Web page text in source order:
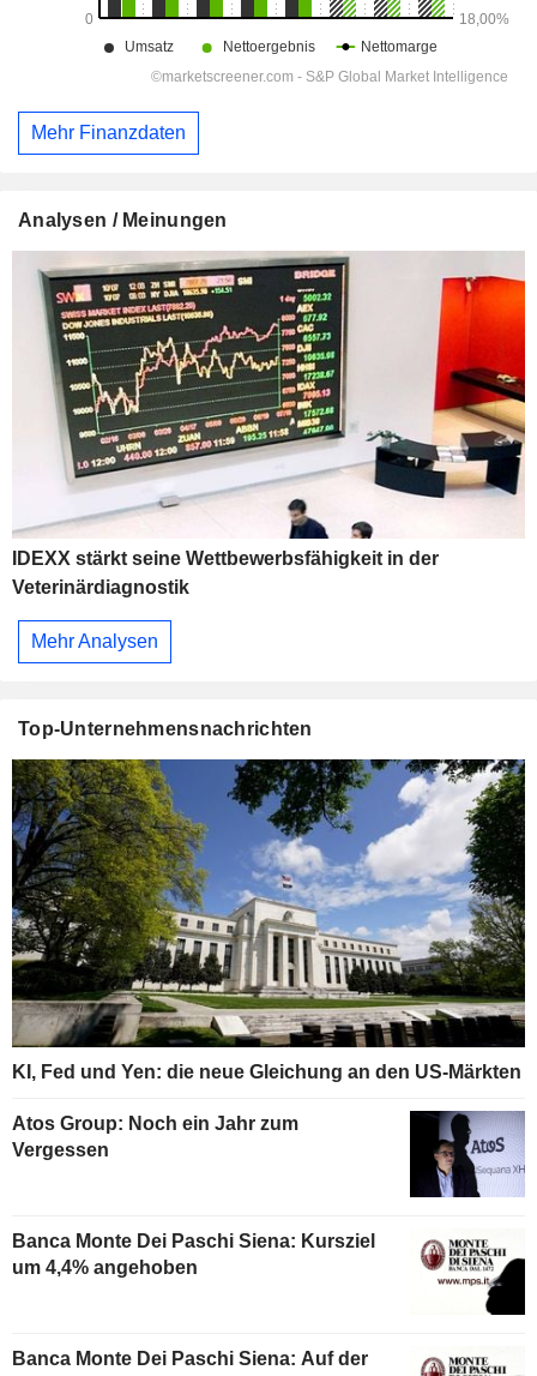
Mehr Finanzdaten
Analysen / Meinungen
IDEXX stärkt seine Wettbewerbsfähigkeit in der
Veterinärdiagnostik
Mehr Analysen
Top-Unternehmensnachrichten
KI, Fed und Yen: die neue Gleichung an den US-Märkten
Atos Group: Noch ein Jahr zum
Vergessen
Banca Monte Dei Paschi Siena: Kursziel
um 4,4% angehoben
Banca Monte Dei Paschi Siena: Auf der